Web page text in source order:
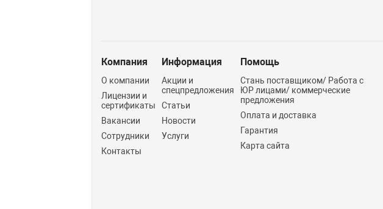
Компания
О компании
Лицензии и
сертификаты
Вакансии
Сотрудники
Контакты
Информация
Акции и
спецпредложения
Статьи
Новости
Услуги
Помощь
Стань поставщиком/ Работа с
ЮР лицами/ коммерческие
предложения
Оплата и доставка
Гарантия
Карта сайта